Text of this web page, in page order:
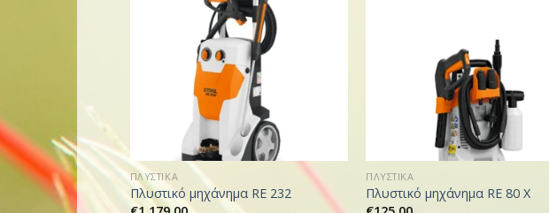
ΠΛΥΣΤΙΚΑ
Πλυστικό μηχάνημα RE 232
ΠΛΥΣΤΙΚΑ
Πλυστικό μηχάνημα RE 80 X